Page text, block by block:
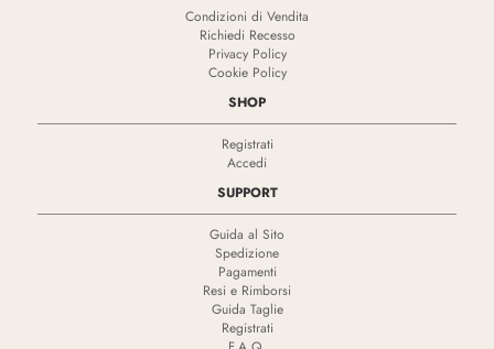
Condizioni di Vendita
Richiedi Recesso
Privacy Policy
Cookie Policy
SHOP
Registrati
Accedi
SUPPORT
Guida al Sito
Spedizione
Pagamenti
Resi e Rimborsi
Guida Taglie
Registrati